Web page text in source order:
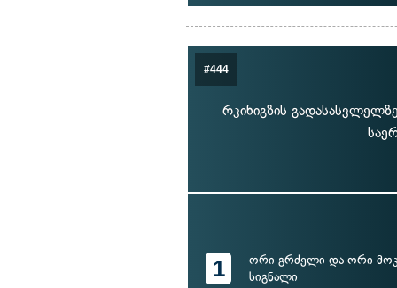
#444
რკინიგზის
1
ორი გრძელი და ორი
სიგნალი